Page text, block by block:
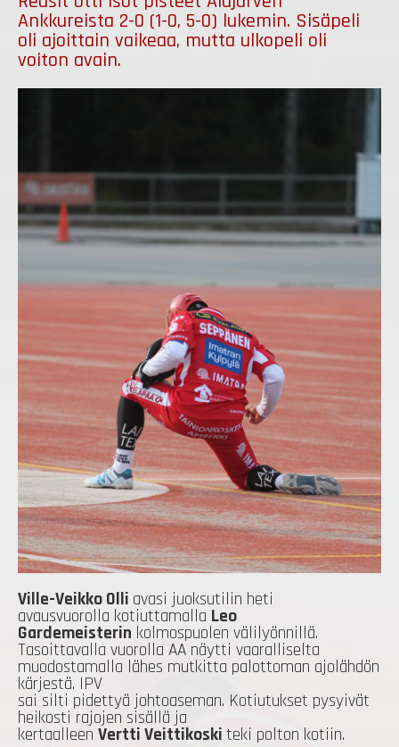
Ankkureista 2-0 (1-0, 5-0) lukemin. Sisäpeli
oli ajoittain vaikeaa, mutta ulkopeli oli
voiton avain.
Ville-Veikko Olli avasi juoksutilin heti
avausvuorolla kotiuttamalla Leo
Gardemeisterin kolmospuolen välilyönnillä.
Tasoittavalla vuorolla AA näytti vaaralliselta
muodostamalla lähes mutkitta palottoman ajolähdön
kärjestä. IPV
sai silti pidettyä johtoaseman. Kotiutukset pysyivät
heikosti rajojen sisällä ja
kertaalleen Vertti Veittikoski teki polton kotiin.